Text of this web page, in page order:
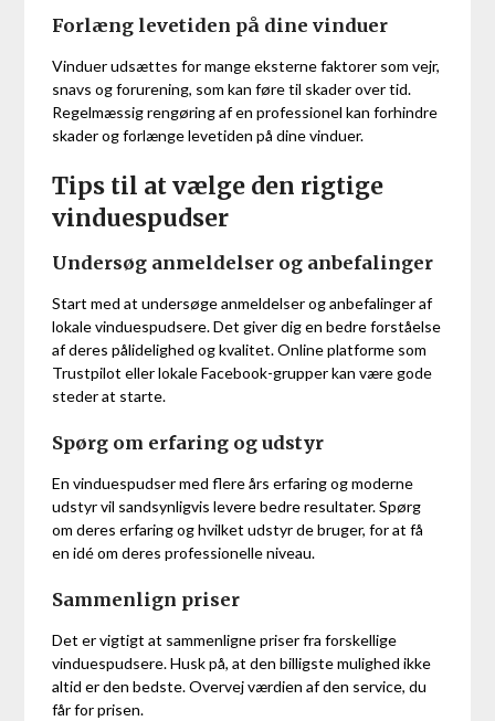
Forlæng levetiden på dine vinduer
Vinduer udsættes for mange eksterne faktorer som vejr,
snavs og forurening, som kan føre til skader over tid.
Regelmæssig rengøring af en professionel kan forhindre
skader og forlænge levetiden på dine vinduer.
Tips til at vælge den rigtige
vinduespudser
Undersøg anmeldelser og anbefalinger
Start med at undersøge anmeldelser og anbefalinger af
lokale vinduespudsere. Det giver dig en bedre forståelse
af deres pålidelighed og kvalitet. Online platforme som
Trustpilot eller lokale Facebook-grupper kan være gode
steder at starte.
Spørg om erfaring og udstyr
En vinduespudser med flere års erfaring og moderne
udstyr vil sandsynligvis levere bedre resultater. Spørg
om deres erfaring og hvilket udstyr de bruger, for at få
en idé om deres professionelle niveau.
Sammenlign priser
Det er vigtigt at sammenligne priser fra forskellige
vinduespudsere. Husk på, at den billigste mulighed ikke
altid er den bedste. Overvej værdien af den service, du
får for prisen.